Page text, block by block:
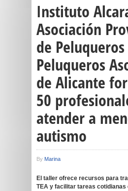
Instituto
Asociación
de
Peluqueros
de Alicante
50
atender a
autismo
By Marina
El taller ofrece recursos para
TEA y facilitar tareas cotidianas